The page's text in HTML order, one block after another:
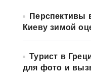
Перспективы
Киеву зимой
Турист в
для фото и